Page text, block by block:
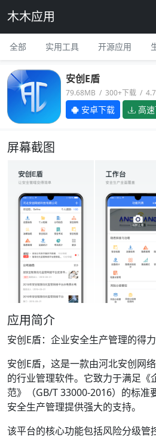
木木应用
全部 实用工具 开源应用
安创E盾
79.68MB / 300+下载 / 4.7
安卓下载 高
屏幕截图
应用简介
安创E盾：企业安全生产管理的得
安创E盾，这是一款由河北安创网
的行业管理软件。它致力于满足《
范》（GB/T 33000-2016）的标准
安全生产管理提供强大的支持。
该平台的核心功能包括风险分级管